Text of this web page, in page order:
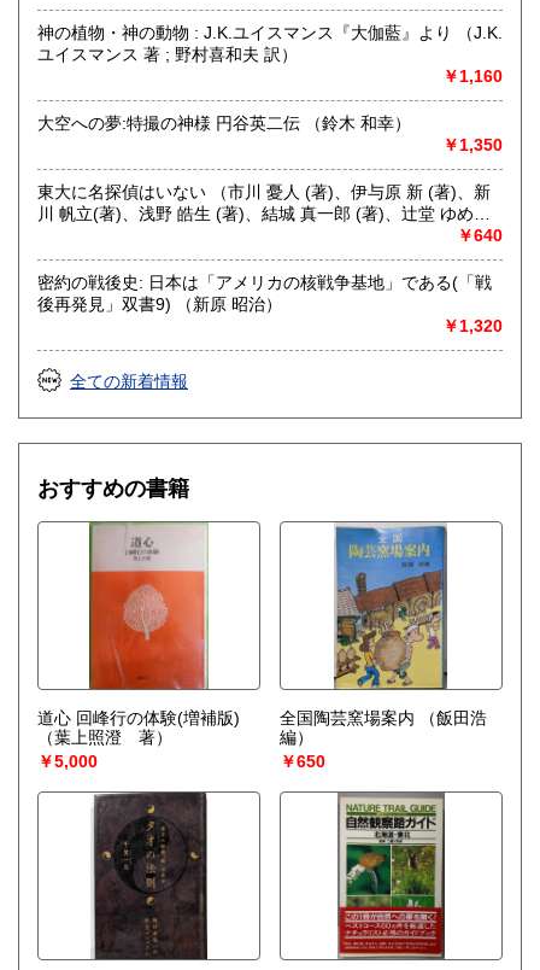
神の植物・神の動物 : J.K.ユイスマンス『大伽藍』より （J.K.
ユイスマンス 著 ; 野村喜和夫 訳）
￥1,160
大空への夢:特撮の神様 円谷英二伝 （鈴木 和幸）
￥1,350
東大に名探偵はいない （市川 憂人 (著)、伊与原 新 (著)、新
川 帆立(著)、浅野 皓生 (著)、結城 真一郎 (著)、辻堂 ゆめ
￥640
密約の戦後史: 日本は「アメリカの核戦争基地」である(「戦
後再発見」双書9) （新原 昭治）
￥1,320
全ての新着情報
おすすめの書籍
道心 回峰行の体験(増補版)
（葉上照澄 著）
￥5,000
全国陶芸窯場案内
（飯田浩
編）
￥650